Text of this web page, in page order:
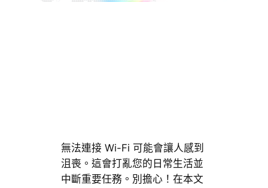
無法連接 Wi-Fi 可能會讓人感到
沮喪。這會打亂您的日常生活並
中斷重要任務。別擔心！在本文